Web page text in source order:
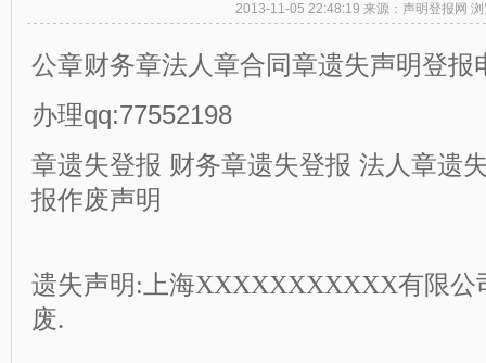
2013-11-05 22:48:19 来源：声明登报网
公章财务章法人章合同章遗失声明登报
办理qq:77552198
章遗失登报 财务章遗失登报 法人章遗
报作废声明
遗失声明 : 上海XXXXXXXXXXX有限公
废.